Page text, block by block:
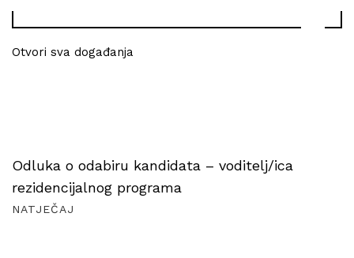
Otvori sva događanja
Odluka o odabiru kandidata – voditelj/ica
rezidencijalnog programa
NATJEČAJ